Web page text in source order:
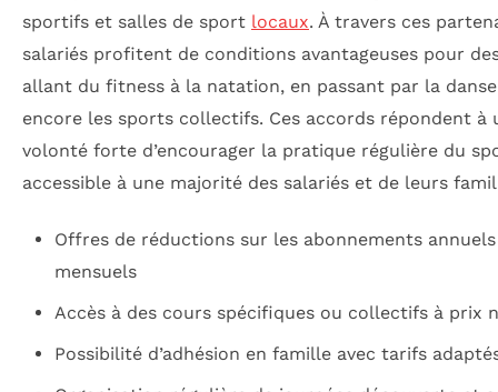
sportifs et salles de sport locaux. À travers ces
salariés profitent de conditions avantageuses pour
allant du fitness à la natation, en passant par la
encore les sports collectifs. Ces accords répondent à
volonté forte d’encourager la pratique régulière du
accessible à une majorité des salariés et de leurs
Offres de réductions sur les abonnements
mensuels
Accès à des cours spécifiques ou collectifs à prix
Possibilité d’adhésion en famille avec tarifs